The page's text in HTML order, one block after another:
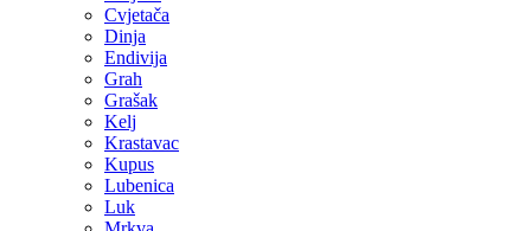
Cvjetača
Dinja
Endivija
Grah
Grašak
Kelj
Krastavac
Kupus
Lubenica
Luk